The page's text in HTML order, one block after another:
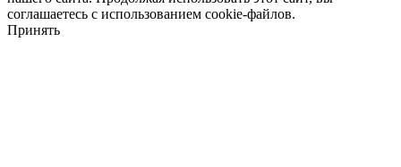
соглашаетесь с использованием cookie-файлов.
Принять